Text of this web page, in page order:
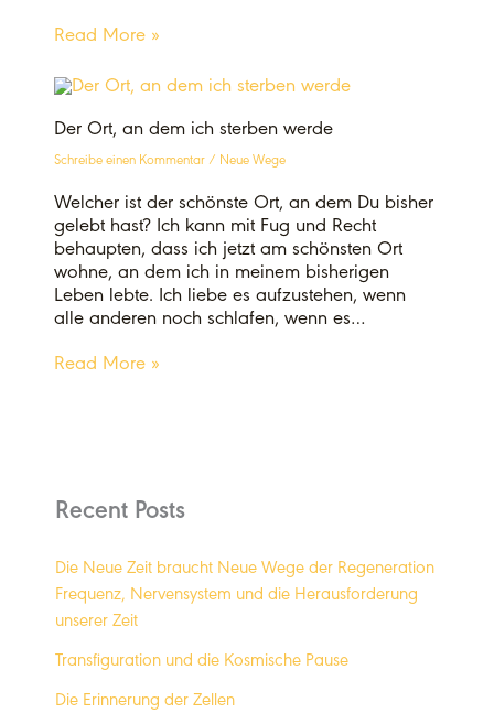
Read More »
Der Ort, an dem ich sterben werde
Schreibe einen Kommentar / Neue Wege
Welcher ist der schönste Ort, an dem Du bisher
gelebt hast? Ich kann mit Fug und Recht
behaupten, dass ich jetzt am schönsten Ort
wohne, an dem ich in meinem bisherigen
Leben lebte. Ich liebe es aufzustehen, wenn
alle anderen noch schlafen, wenn es…
Read More »
Recent Posts
Die Neue Zeit braucht Neue Wege der Regeneration
Frequenz, Nervensystem und die Herausforderung
unserer Zeit
Transfiguration und die Kosmische Pause
Die Erinnerung der Zellen